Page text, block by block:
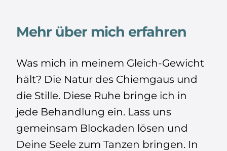
Mehr über mich erfahren
Was mich in meinem Gleich-Gewicht
hält? Die Natur des Chiemgaus und
die Stille. Diese Ruhe bringe ich in
jede Behandlung ein. Lass uns
gemeinsam Blockaden lösen und
Deine Seele zum Tanzen bringen. In